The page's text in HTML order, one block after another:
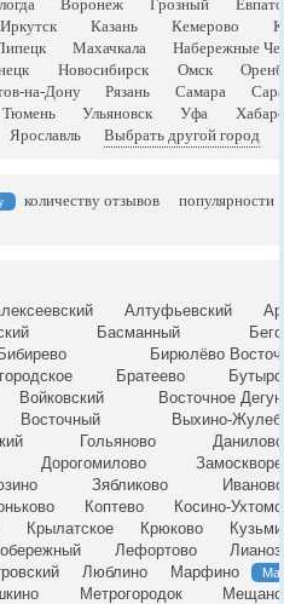
Воронеж Грозный
Иркутск Казань Кемерово
Махачкала
Набережные
Новосибирск Омск
на-Дону Рязань Самара
Тюмень Ульяновск Уфа
Ярославль Выбрать другой город
количеству отзывов
популярности
Алтуфьевский
Басманный
Бибирево
Бирюлёво
Братеево
Войковский
Восточное
Восточный
Выхино-
Гольяново
Дорогомилово
Зябликово
Коптево
Косино-
Крылатское Крюково
Лефортово
Люблино Марфино
Метрогородок